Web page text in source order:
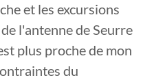
et les excursions
l'antenne de Seurre
plus proche de mon
du